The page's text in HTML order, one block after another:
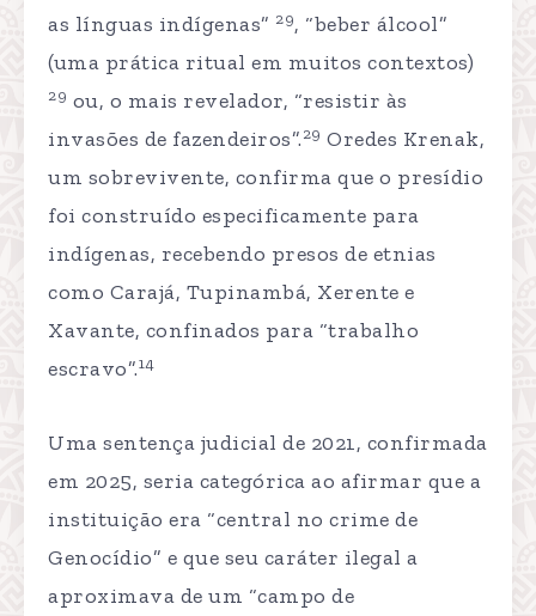
as línguas indígenas” 29, “beber álcool”
(uma prática ritual em muitos contextos)
29 ou, o mais revelador, “resistir às
invasões de fazendeiros”.29 Oredes Krenak,
um sobrevivente, confirma que o presídio
foi construído especificamente para
indígenas, recebendo presos de etnias
como Carajá, Tupinambá, Xerente e
Xavante, confinados para “trabalho
escravo”.14
Uma sentença judicial de 2021, confirmada
em 2025, seria categórica ao afirmar que a
instituição era “central no crime de
Genocídio” e que seu caráter ilegal a
aproximava de um “campo de